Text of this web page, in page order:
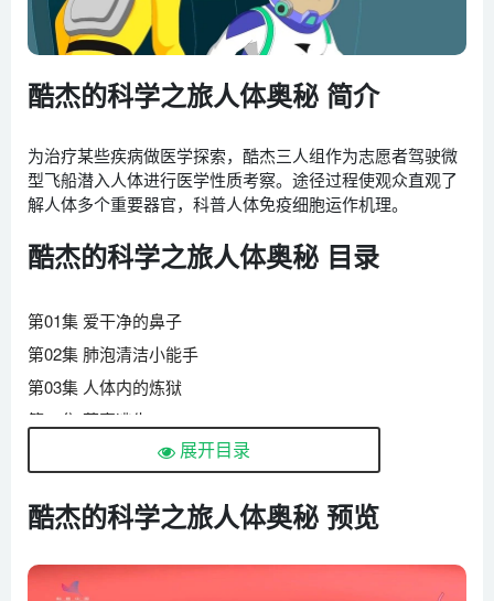
酷杰的科学之旅人体奥秘 简介
为治疗某些疾病做医学探索，酷杰三人组作为志愿者驾驶微
型飞船潜入人体进行医学性质考察。途径过程使观众直观了
解人体多个重要器官，科普人体免疫细胞运作机理。
酷杰的科学之旅人体奥秘 目录
第01集 爱干净的鼻子
第02集 肺泡清洁小能手
第03集 人体内的炼狱
第04集 菌窟逃生
第05集 人体化工厂
第07集 血液管理者
第09集 人体内的特种部队
展开目录
酷杰的科学之旅人体奥秘 预览